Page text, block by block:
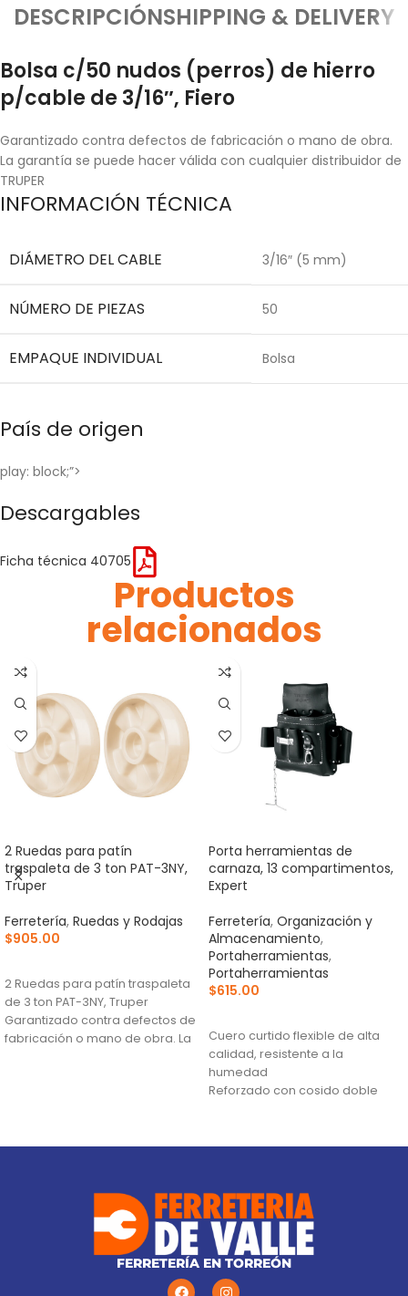
DESCRIPCIÓNSHIPPING & DELIVERY
Bolsa c/50 nudos (perros) de hierro
p/cable de 3/16″, Fiero
Garantizado contra defectos de fabricación o mano de obra.
La garantía se puede hacer válida con cualquier distribuidor de
TRUPER
INFORMACIÓN TÉCNICA
DIÁMETRO DEL CABLE 3/16″ (5 mm)
NÚMERO DE PIEZAS 50
EMPAQUE INDIVIDUAL Bolsa
País de origen
play: block;”>
Descargables
Ficha técnica 40705
Productos
relacionados
2 Ruedas para patín
traspaleta de 3 ton PAT-3NY,
Truper
Ferretería, Ruedas y Rodajas
$905.00
2 Ruedas para patín traspaleta
de 3 ton PAT-3NY, Truper
Garantizado contra defectos de
fabricación o mano de obra. La
Porta herramientas de
carnaza, 13 compartimentos,
Expert
Ferretería, Organización y
Almacenamiento,
Portaherramientas,
Portaherramientas
$615.00
Cuero curtido flexible de alta
calidad, resistente a la
humedad
Reforzado con cosido doble
Remachado para mayor
FERRETERÍA EN TORREÓN